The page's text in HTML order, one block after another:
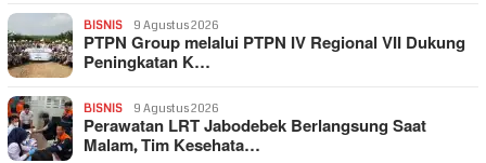
BISNIS 9 Agustus 2026
PTPN Group melalui PTPN IV Regional VII Dukung
Peningkatan K…
BISNIS 9 Agustus 2026
Perawatan LRT Jabodebek Berlangsung Saat
Malam, Tim Kesehata…